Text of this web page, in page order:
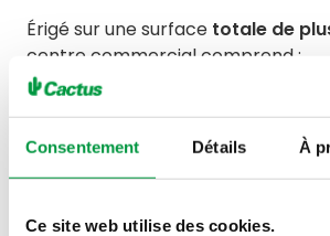
Consentement Détails À
Ce site web utilise des cookies.
Érigé sur une surface totale de
centre commercial comprend :
- unsupermarché
Cactus de
- unegalerie marchande
de
enseignes,
- un
Drink Shop
de 600 m2,